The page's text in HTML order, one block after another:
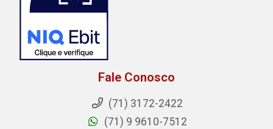
Fale Conosco
(71) 3172-2422
(71) 9 9610-7512